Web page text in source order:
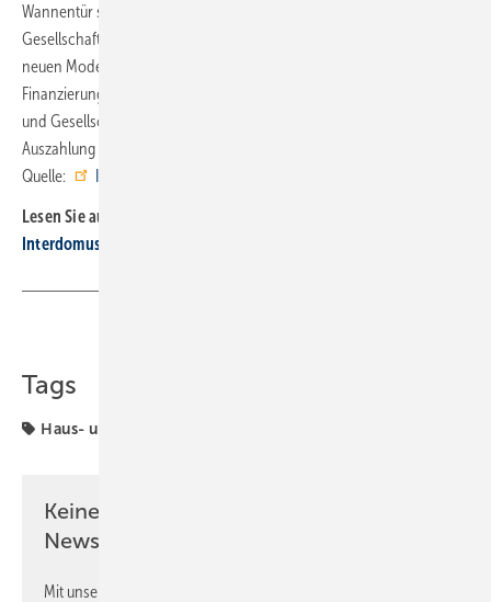
Wannentür stand ebenfalls im Fokus der Veranstaltung. Viele
Gesellschafter sehen darin ein wachsendes Zusatzgeschäft. Mit dem
neuen Modell „Zielkauf proBAD Wannentür“ wurde zudem ein
Finanzierungskonzept vorgestellt, das Endkunden eine Finanzierung
und Gesellschaftern eine abgesicherte Zwischenfinanzierung bis zur
Auszahlung durch die Pflegekasse ermöglicht. ■
Quelle:
Lesen Sie auch:
Interdomus Haustechnik er­wei­tert Part­ner­netz­werk
Tags
Haus- und Gebäudetechnik
Keine Zeit? Kein Problem mit dem SBZ
Newsletter!
Mit unserem Newsletter erhalten Sie regelmäßig von uns